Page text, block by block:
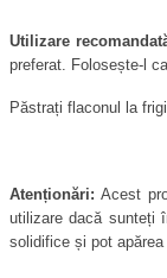
Îngrijirea
Formulă
Utilizare
preferat. Folosește-l
Păstrați flaconul la
Atenționări: Acest
utilizare dacă sunteți
solidifice și pot